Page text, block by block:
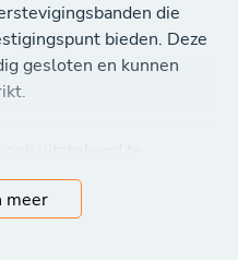
die
bieden. Deze
gesloten en kunnen
in de bouw en
meer